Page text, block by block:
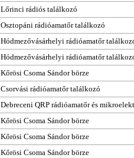
Lőrinci rádiós találkozó
Osztopáni rádióamatőr találkozó
Hódmezővásárhelyi rádióamatőr
Hódmezővásárhelyi rádióamatőr
Kőrösi Csoma Sándor börze
Csorvási rádióamatőr találkozó
Debreceni QRP rádióamatőr és
Kőrösi Csoma Sándor börze
Kőrösi Csoma Sándor börze
Kőrösi Csoma Sándor börze